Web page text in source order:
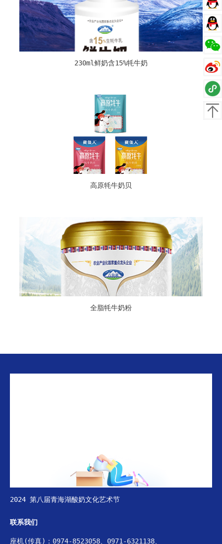
230ml鲜奶含15%牦牛奶
高原牦牛奶贝
全脂牦牛奶粉
2024 第八届青海湖酸奶文化艺术节
联系我们
座机(传真)：0974-8523058、0971-6321138、
客
返